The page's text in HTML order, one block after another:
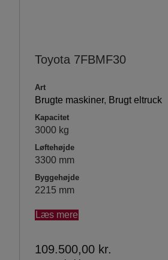
Toyota 7FBMF30
Art
Brugte maskiner, Brugt eltruck
Kapacitet
3000 kg
Løftehøjde
3300 mm
Byggehøjde
2215 mm
Læs mere
109.500,00 kr.